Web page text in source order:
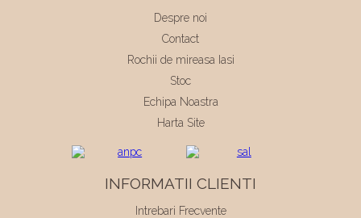
Despre noi
Contact
Rochii de mireasa Iasi
Stoc
Echipa Noastra
Harta Site
INFORMATII CLIENTI
Intrebari Frecvente